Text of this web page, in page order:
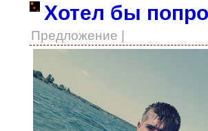
Хотел бы
Предложение |